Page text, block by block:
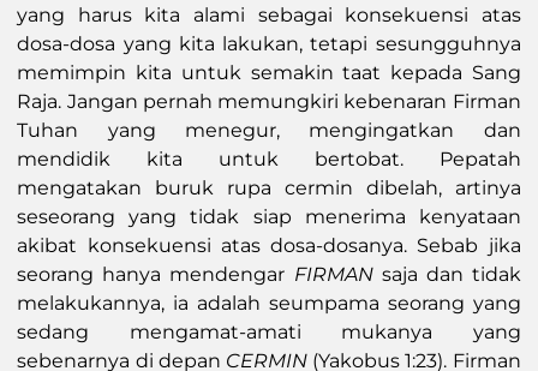
yang harus kita alami sebagai konsekuensi atas
dosa-dosa yang kita lakukan, tetapi sesungguhnya
memimpin kita untuk semakin taat kepada Sang
Raja. Jangan pernah memungkiri kebenaran Firman
Tuhan yang menegur, mengingatkan dan
mendidik kita untuk bertobat. Pepatah
mengatakan buruk rupa cermin dibelah, artinya
seseorang yang tidak siap menerima kenyataan
akibat konsekuensi atas dosa-dosanya. Sebab jika
seorang hanya mendengar FIRMANsaja dan tidak
melakukannya, ia adalah seumpama seorang yang
sedang mengamat-amati mukanya yang
sebenarnya di depan CERMIN (Yakobus 1:23). Firman